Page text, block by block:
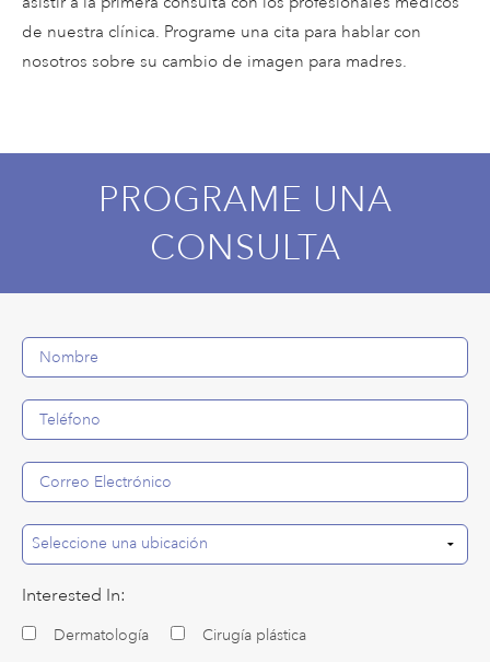
de nuestra clínica. Programe una cita para hablar con
nosotros sobre su cambio de imagen para madres.
PROGRAME UNA
CONSULTA
Interested In:
Dermatología Cirugía plástica